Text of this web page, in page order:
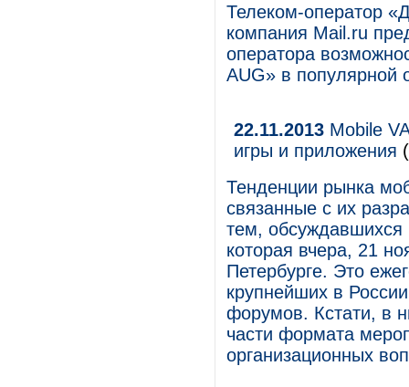
Телеком-оператор
компания Mail.ru
оператора
AUG» в популярной
22.11.2013 Mobile
игры и приложения
Тенденции рынка
связанные с их
тем, обсуждавшихся
которая вчера, 21
Петербурге. Это
крупнейших в
форумов. Кстати, в
части формата
организационных